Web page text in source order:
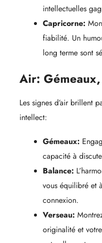
intellectuelles
Capricorne:
fiabilité. Un
long terme sont
Air:
Les signes d’air brillent
intellect:
Gémeaux:
capacité à
Balance:
vous équilibré et
connexion.
Verseau:
originalité et